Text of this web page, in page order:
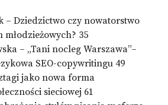
– Dziedzictwo czy nowatorstwo
młodzieżowych? 35
– „Tani nocleg Warszawa”–
SEO-copywritingu 49
jako nowa forma
sieciowej 61